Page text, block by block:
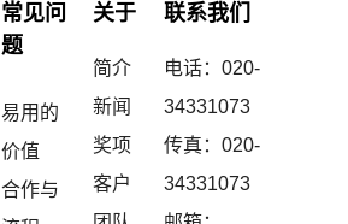
常见问
题
易用的
价值
合作与
关于
简介
新闻
奖项
客户
联系我们
电话：020-
34331073
传真：020-
34331073